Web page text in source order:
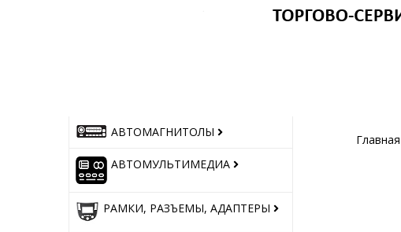
АВТОМАГНИТОЛЫ
АВТОМУЛЬТИМЕДИА
РАМКИ, РАЗЪЕМЫ, АДАПТЕРЫ
Главная